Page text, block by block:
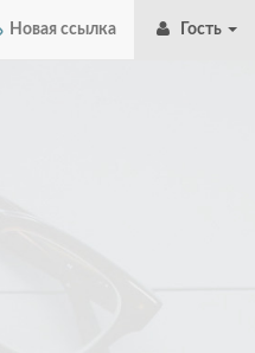
Новая ссылка Гость